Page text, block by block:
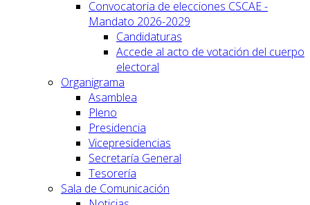
Convocatoria de elecciones CSCAE -
Mandato 2026-2029
Candidaturas
Accede al acto de votación del cuerpo
electoral
Organigrama
Asamblea
Pleno
Presidencia
Vicepresidencias
Secretaría General
Tesorería
Sala de Comunicación